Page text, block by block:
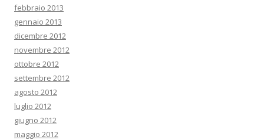
febbraio 2013
gennaio 2013
dicembre 2012
novembre 2012
ottobre 2012
settembre 2012
agosto 2012
luglio 2012
giugno 2012
maggio 2012